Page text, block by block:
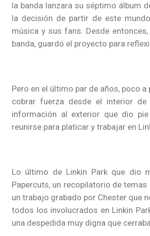
la banda lanzara su séptimo álbum
la decisión de partir de este
música y sus fans. Desde
banda, guardó el proyecto para
Pero en el último par de años, poco
cobrar fuerza desde el interior
información al exterior que dio
reunirse para platicar y trabajar en
Lo último de Linkin Park que dio
Papercuts, un recopilatorio de
un trabajo grabado por Chester que
todos los involucrados en Linkin
una despedida muy digna que